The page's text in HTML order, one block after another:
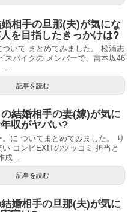
相手の旦那(夫)が気にな
を目指したきっかけは?
いて まとめてみました。 松浦志
スパイクの メンバーで、吉本坂46
...
記事を読む
結婚相手の妻(嫁)が気に
収がヤバい?
に ついてまとめてみました。 り
コンビEXITのツッコミ 担当と
成...
記事を読む
婚相手の旦那(夫)が気に